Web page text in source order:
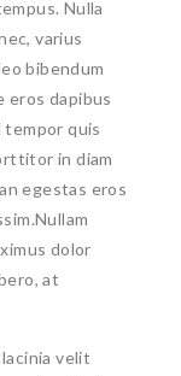
Nulla
varius
bibendum
eros dapibus
tempor quis
in diam
egestas eros
dolor
at
velit